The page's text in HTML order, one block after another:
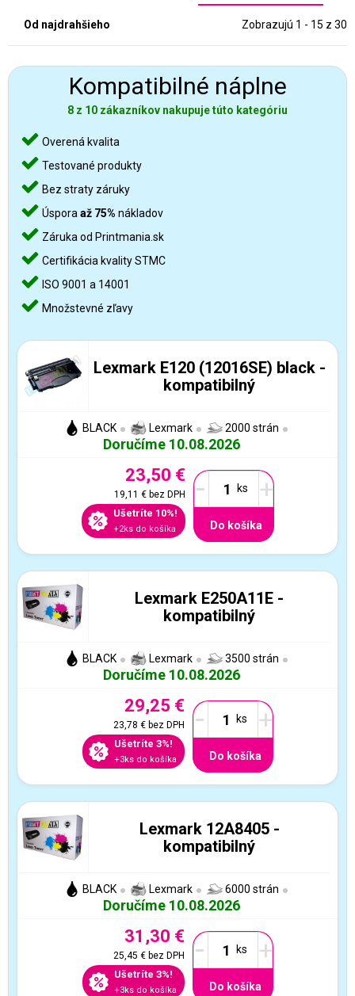
Od najdrahšieho Zobrazujú 1 - 15 z 30
Kompatibilné náplne
8 z 10 zákazníkov nakupuje túto kategóriu
Overená kvalita
Testované produkty
Bez straty záruky
Úspora až 75% nákladov
Záruka od Printmania.sk
Certifikácia kvality STMC
ISO 9001 a 14001
Množstevné zľavy
Lexmark E120 (12016SE) black -
kompatibilný
BLACK Lexmark 2000 strán
Doručíme 10.08.2026
23,50 €
19,11 €bez DPH
Ušetríte 10%!
+2ks do košíka
- +
Do košíka
Lexmark E250A11E -
kompatibilný
BLACK Lexmark 3500 strán
Doručíme 10.08.2026
29,25 €
23,78 €bez DPH
Ušetríte 3%!
+3ks do košíka
- +
Do košíka
Lexmark 12A8405 -
kompatibilný
BLACK Lexmark 6000 strán
Doručíme 10.08.2026
31,30 €
25,45 €bez DPH
Ušetríte 3%!
+3ks do košíka
- +
Do košíka